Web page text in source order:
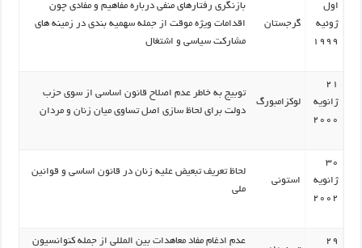
اول
ژوئیه
1999
گرجستان
بازنگری رفتارهای منفی درباره مفاهیم و مفادی چون
اقدامات ویژه موقت از جمله سهمیه بندی در زمینه های
مشارکت سیاسی و اشتغال
21
ژانویه
2000
لوکزامبورگ
توبیج به خاطر عدم اصلاح قانون اساسی از سوی حزب
دولت برای لحاظ سازی اصل تساوی میان زنان و مردان
30
ژانویه
2002
استونی
لحاظ تعریف تبعیض علیه زنان در قانون اساسی و قوانین
ملی
29
عدم ادغام مفاد معاهدات بین المللی از جمله کنوانسیون